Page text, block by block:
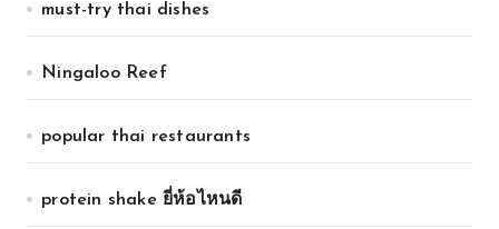
must-try thai dishes
Ningaloo Reef
popular thai restaurants
protein shake ยี่ห้อไหนดี